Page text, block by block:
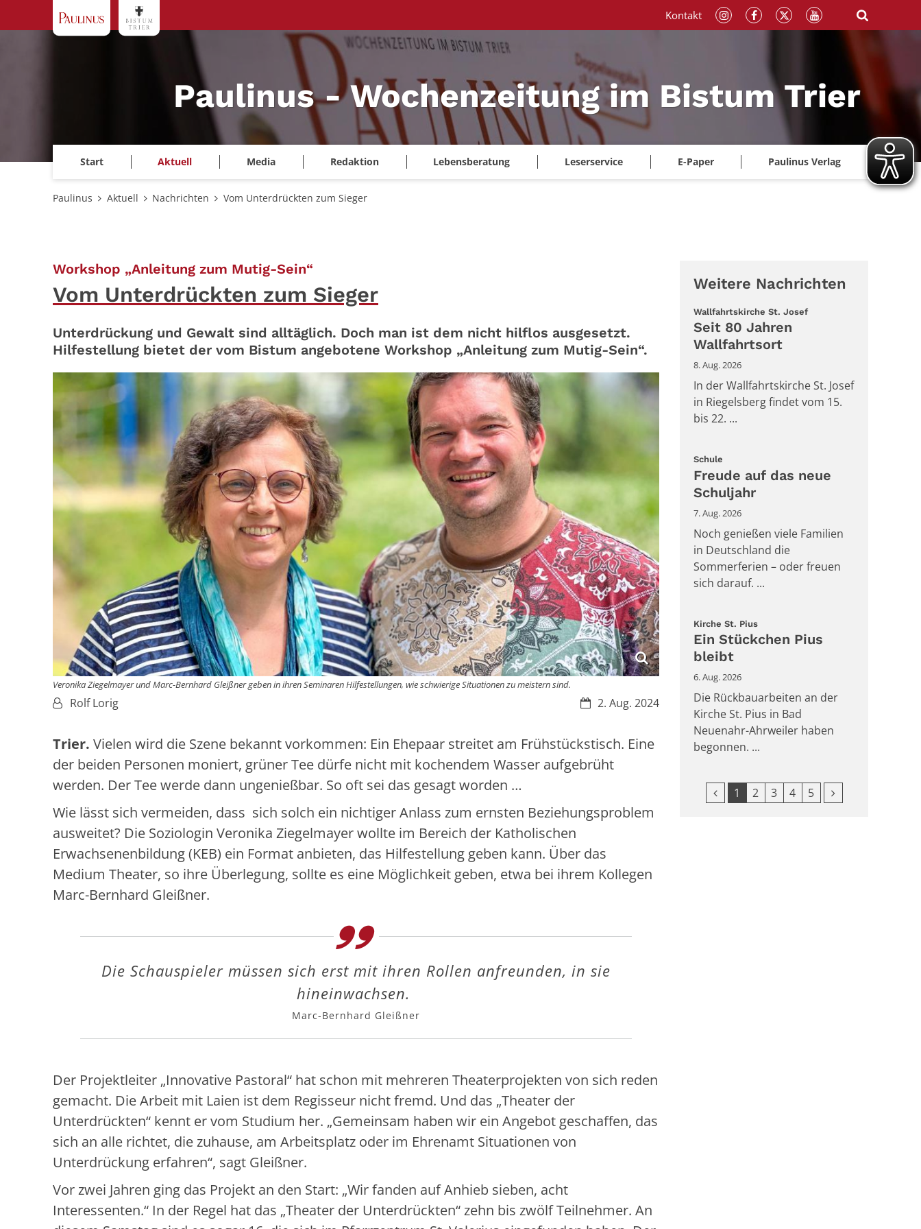
Paulinus - Wochenzeitung im Bistum Trier
Start Aktuell Media Redaktion Lebensberatung Leserservice E-Paper Paulinus Verlag
Kontakt
Paulinus Aktuell Nachrichten Vom Unterdrückten zum Sieger
Workshop „Anleitung zum Mutig-Sein“
Vom Unterdrückten zum Sieger
Unterdrückung und Gewalt sind alltäglich. Doch man ist dem nicht hilflos ausgesetzt.
Hilfestellung bietet der vom Bistum angebotene Workshop „Anleitung zum Mutig-Sein“.
Veronika Ziegelmayer und Marc-Bernhard Gleißner geben in ihren Seminaren Hilfestellungen, wie schwierige Situationen zu meistern sind.
Datum:
2. Aug. 2024
Von:Rolf Lorig
Trier. Vielen wird die Szene bekannt vorkommen: Ein Ehepaar streitet am Frühstückstisch. Eine
der beiden Personen moniert, grüner Tee dürfe nicht mit kochendem Wasser aufgebrüht
werden. Der Tee werde dann ungenießbar. So oft sei das gesagt worden …
Wie lässt sich vermeiden, dass sich solch ein nichtiger Anlass zum ernsten Beziehungsproblem
ausweitet? Die Soziologin Veronika Ziegelmayer wollte im Bereich der Katholischen
Erwachsenenbildung (KEB) ein Format anbieten, das Hilfestellung geben kann. Über das
Medium Theater, so ihre Überlegung, sollte es eine Möglichkeit geben, etwa bei ihrem Kollegen
Marc-Bernhard Gleißner.
Die Schauspieler müssen sich erst mit ihren Rollen anfreunden, in sie
hineinwachsen.
Marc-Bernhard Gleißner
Der Projektleiter „Innovative Pastoral“ hat schon mit mehreren Theaterprojekten von sich reden
gemacht. Die Arbeit mit Laien ist dem Regisseur nicht fremd. Und das „Theater der
Unterdrückten“ kennt er vom Studium her. „Gemeinsam haben wir ein Angebot geschaffen, das
sich an alle richtet, die zuhause, am Arbeitsplatz oder im Ehrenamt Situationen von
Unterdrückung erfahren“, sagt Gleißner.
Vor zwei Jahren ging das Projekt an den Start: „Wir fanden auf Anhieb sieben, acht
Interessenten.“ In der Regel hat das „Theater der Unterdrückten“ zehn bis zwölf Teilnehmer. An
Weitere Nachrichten
Wallfahrtskirche St. Josef:
Seit 80 Jahren
Wallfahrtsort
8. Aug. 2026
In der Wallfahrtskirche St. Josef
in Riegelsberg findet vom 15.
bis 22. ...
Schule
Freude auf das neue
Schuljahr
7. Aug. 2026
Noch genießen viele Familien
in Deutschland die
Sommerferien – oder freuen
sich darauf. ...
Kirche St. Pius:
Ein Stückchen Pius
bleibt
6. Aug. 2026
Die Rückbauarbeiten an der
Kirche St. Pius in Bad
Neuenahr-Ahrweiler haben
begonnen. ...
Vorherige Seite
1 2 3 4 5 Nächste Seite